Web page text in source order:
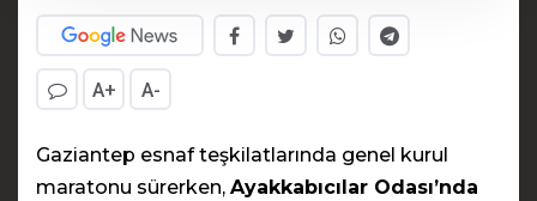
A+ A-
Gaziantep esnaf teşkilatlarında genel kurul
maratonu sürerken, Ayakkabıcılar Odası’nda